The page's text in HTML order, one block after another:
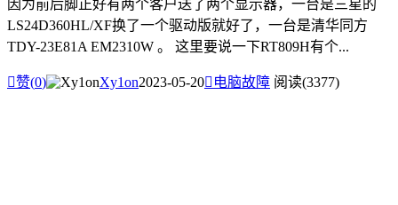
因为前后脚正好有两个客户送了两个显示器，一台是三星的
LS24D360HL/XF换了一个驱动版就好了，一台是清华同方
TDY-23E81A EM2310W 。 这里要说一下RT809H有个...
赞(0) Xy1on2023-05-20 电脑故障 阅读(3377)